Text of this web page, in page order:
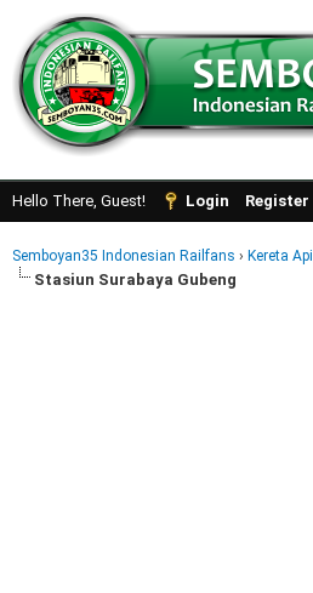
Hello There, Guest! Login Register
Semboyan35 Indonesian Railfans › Kereta Api
Stasiun Surabaya Gubeng